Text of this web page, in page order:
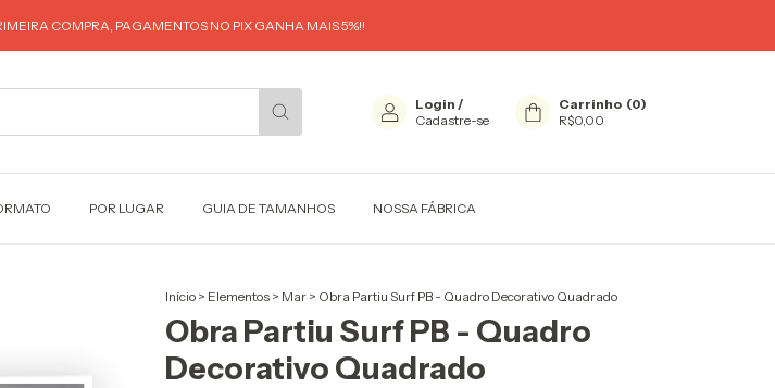
COMPRA, PAGAMENTOS NO PIX GANHA MAIS 5%!!
Login /
Cadastre-se
Carrinho (0)
R$0,00
POR LUGAR GUIA DE TAMANHOS NOSSA FÁBRICA
Início > Elementos > Mar > Obra Partiu Surf PB - Quadro Decorativo Quadrado
Obra Partiu Surf PB - Quadro
Decorativo Quadrado